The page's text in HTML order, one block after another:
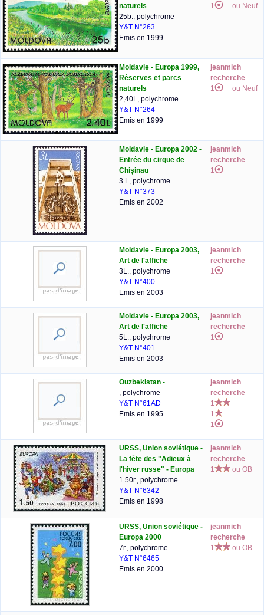
naturels
25b., polychrome
Y&T N°263
Emis en 1999
1
ou Neuf
Moldavie - Europa 1999,
Réserves et parcs
naturels
2,40L, polychrome
Y&T N°264
Emis en 1999
jeanmich
recherche
1
ou Neuf
Moldavie - Europa 2002 -
Entrée du cirque de
Chișinau
3 L, polychrome
Y&T N°373
Emis en 2002
jeanmich
recherche
1
Moldavie - Europa 2003,
Art de l'affiche
3L., polychrome
Y&T N°400
Emis en 2003
jeanmich
recherche
1
Moldavie - Europa 2003,
Art de l'affiche
5L., polychrome
Y&T N°401
Emis en 2003
jeanmich
recherche
1
Ouzbekistan -
, polychrome
Y&T N°61AD
Emis en 1995
jeanmich
recherche
1
1
1
URSS, Union soviétique -
La fête des "Adieux à
l'hiver russe" - Europa
1.50r., polychrome
Y&T N°6342
Emis en 1998
jeanmich
recherche
1
ou OB
URSS, Union soviétique -
Europa 2000
7r., polychrome
Y&T N°6465
Emis en 2000
jeanmich
recherche
1
ou OB